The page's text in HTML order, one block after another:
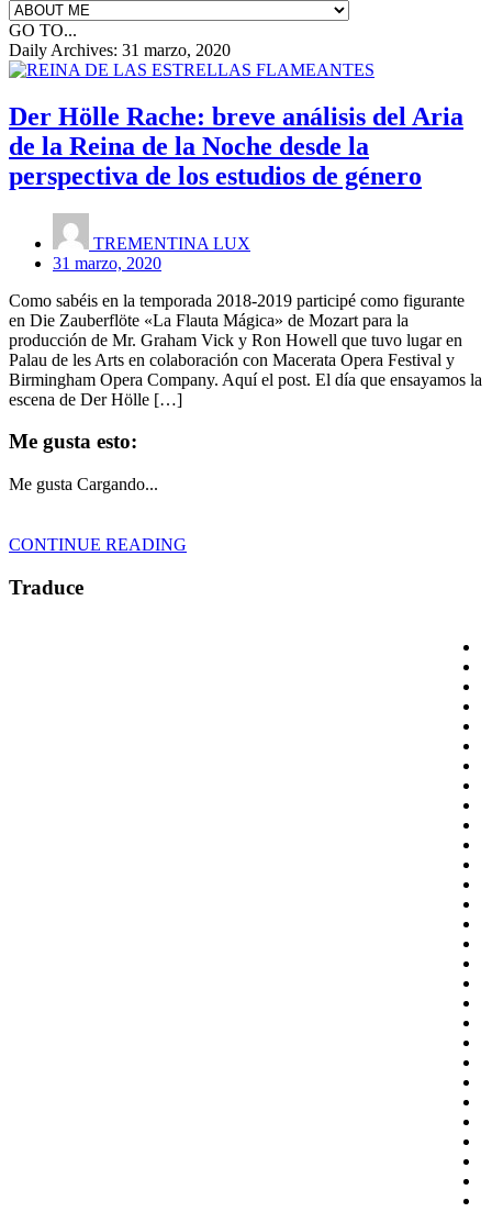
GO TO...
Daily Archives: 31 marzo, 2020
Der Hölle Rache: breve análisis del Aria
de la Reina de la Noche desde la
perspectiva de los estudios de género
TREMENTINA LUX
31 marzo, 2020
Como sabéis en la temporada 2018-2019 participé como figurante
en Die Zauberflöte «La Flauta Mágica» de Mozart para la
producción de Mr. Graham Vick y Ron Howell que tuvo lugar en
Palau de les Arts en colaboración con Macerata Opera Festival y
Birmingham Opera Company. Aquí el post. El día que ensayamos la
escena de Der Hölle […]
Me gusta esto:
Me gusta Cargando...
CONTINUE READING
Traduce